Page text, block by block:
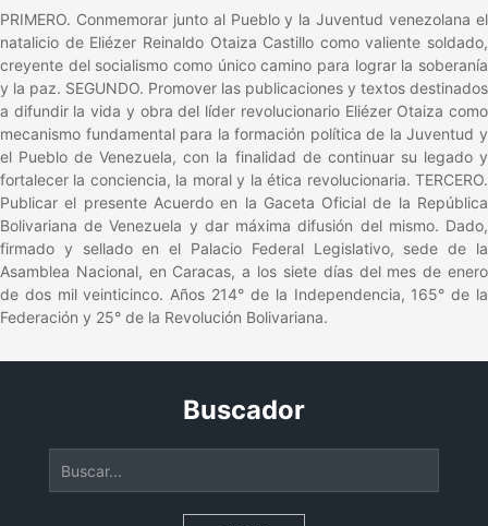
PRIMERO. Conmemorar junto al Pueblo y la Juventud venezolana el
natalicio de Eliézer Reinaldo Otaiza Castillo como valiente soldado,
creyente del socialismo como único camino para lograr la soberanía
y la paz. SEGUNDO. Promover las publicaciones y textos destinados
a difundir la vida y obra del líder revolucionario Eliézer Otaiza como
mecanismo fundamental para la formación política de la Juventud y
el Pueblo de Venezuela, con la finalidad de continuar su legado y
fortalecer la conciencia, la moral y la ética revolucionaria. TERCERO.
Publicar el presente Acuerdo en la Gaceta Oficial de la República
Bolivariana de Venezuela y dar máxima difusión del mismo. Dado,
firmado y sellado en el Palacio Federal Legislativo, sede de la
Asamblea Nacional, en Caracas, a los siete días del mes de enero
de dos mil veinticinco. Años 214° de la Independencia, 165° de la
Federación y 25° de la Revolución Bolivariana.
Buscador